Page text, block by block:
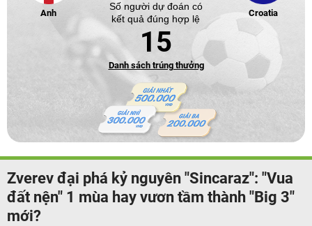
Anh Croatia
Số người dự đoán có
kết quả đúng hợp lệ
15
Danh sách trúng thưởng
Zverev đại phá kỷ nguyên "Sincaraz": "Vua
đất nện" 1 mùa hay vươn tầm thành "Big 3"
mới?